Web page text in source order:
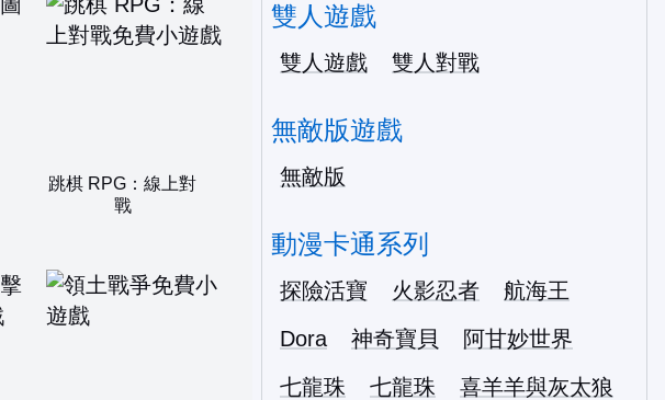
跳棋 RPG：線上對
戰
雙人遊戲
雙人遊戲 雙人對戰
無敵版遊戲
無敵版
動漫卡通系列
探險活寶 火影忍者
航海王
Dora
神奇寶貝
阿甘妙世界
七龍珠
七龍珠
喜羊羊與灰太狼